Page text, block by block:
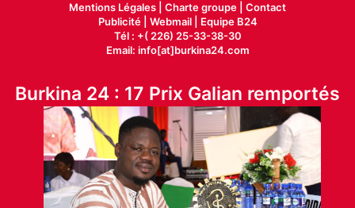
Mentions Légales | Charte groupe | Contact
Publicité| Webmail |
Equipe B24
Tél : +( 226) 25-33-38-30
Email: info[at]burkina24.com
Burkina 24 : 17 Prix Galian remportés